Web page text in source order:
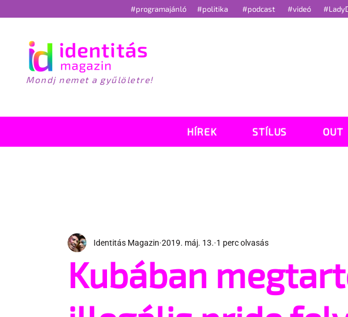
#programajánló #politika #podcast #videó
Mondj nemet a gyűlöletre!
HÍREK STÍLUS OUT
Kubában
Identitás Magazin 2019. máj. 13. 1 perc olvasás